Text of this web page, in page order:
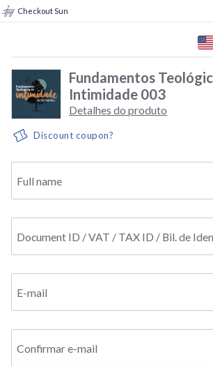
Checkout Sun
Fundamentos
Intimidade 003
Detalhes do produto
Discount coupon?
Full name
Document ID / VAT / TAX ID / Bil. de
E-mail
Confirmar e-mail